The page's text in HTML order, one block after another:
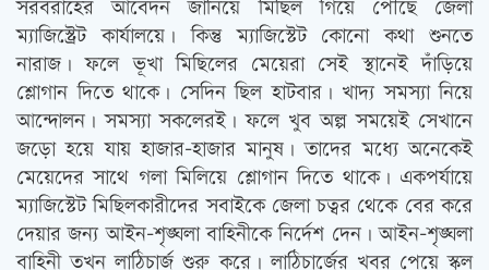
সরবরাহের আবেদন জানিয়ে মিছিল গিয়ে পৌঁছে জেলা
ম্যাজিস্ট্রেট কার্যালয়ে। কিন্তু ম্যাজিস্টেট কোনো কথা শুনতে
নারাজ। ফলে ভূখা মিছিলের মেয়েরা সেই স্থানেই দাঁড়িয়ে
শ্লোগান দিতে থাকে। সেদিন ছিল হাটবার। খাদ্য সমস্যা নিয়ে
আন্দোলন। সমস্যা সকলেরই। ফলে খুব অল্প সময়েই সেখানে
জড়ো হয়ে যায় হাজার-হাজার মানুষ। তাদের মধ্যে অনেকেই
মেয়েদের সাথে গলা মিলিয়ে শ্লোগান দিতে থাকে। একপর্যায়ে
ম্যাজিস্টেট মিছিলকারীদের সবাইকে জেলা চত্বর থেকে বের করে
দেয়ার জন্য আইন-শৃঙ্ঘলা বাহিনীকে নির্দেশ দেন। আইন-শৃঙ্ঘলা
বাহিনী তখন লাঠিচার্জ শুরু করে। লাঠিচার্জের খবর পেয়ে স্কুল